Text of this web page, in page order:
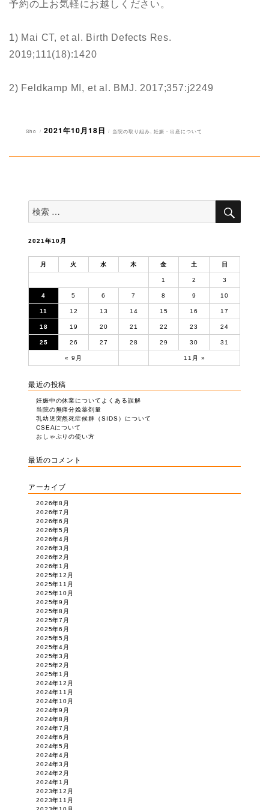
予約の上お気軽にお越しください。
1) Mai CT, et al. Birth Defects Res.
2019;111(18):1420
2) Feldkamp MI, et al. BMJ. 2017;357:j2249
投
Sho
投
2021年10月18日
カ
当院の取り組み 妊娠・出産について
索
対
検
2021年10月
月 火 水 木 金 土 日
« 9月 11月 »
1 2 3
4 5 6 7 8 9 10
11 12 13 14 15 16 17
18 19 20 21 22 23 24
25 26 27 28 29 30 31
最近の投稿
妊娠中の休業についてよくある誤解
当院の無痛分娩薬剤量
乳幼児突然死症候群（SIDS）について
CSEAについて
おしゃぶりの使い方
最近のコメント
アーカイブ
2026年8月
2026年7月
2026年6月
2026年5月
2026年4月
2026年3月
2026年2月
2026年1月
2025年12月
2025年11月
2025年10月
2025年9月
2025年8月
2025年7月
2025年6月
2025年5月
2025年4月
2025年3月
2025年2月
2025年1月
2024年12月
2024年11月
2024年10月
2024年9月
2024年8月
2024年7月
2024年6月
2024年5月
2024年4月
2024年3月
2024年2月
2024年1月
2023年12月
2023年11月